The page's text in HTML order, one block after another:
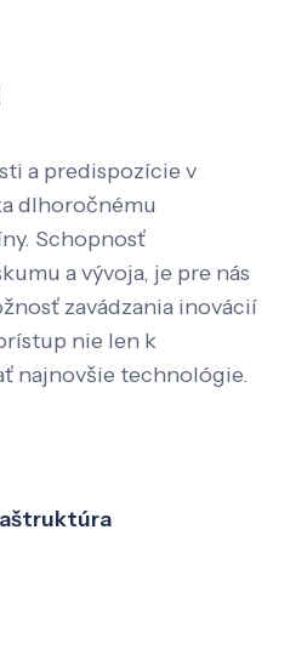
a predispozície v
dlhoročnému
Schopnosť
a vývoja, je pre nás
zavádzania inovácií
nie len k
najnovšie technológie.